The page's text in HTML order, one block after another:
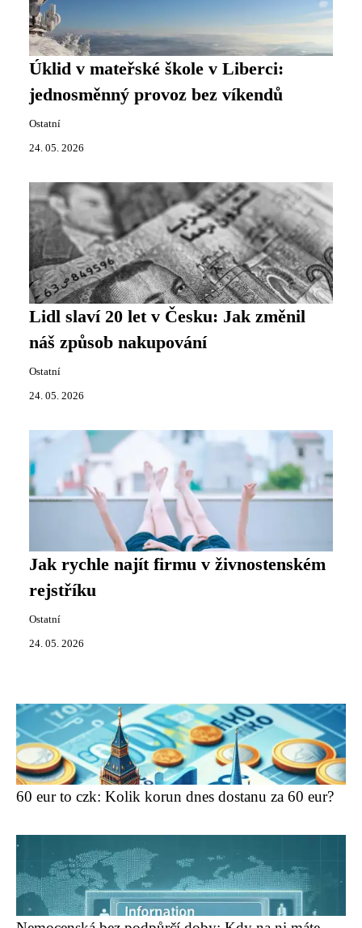
Úklid v mateřské škole v Liberci:
jednosměnný provoz bez víkendů
Ostatní
24. 05. 2026
Lidl slaví 20 let v Česku: Jak změnil
náš způsob nakupování
Ostatní
24. 05. 2026
Jak rychle najít firmu v živnostenském
rejstříku
Ostatní
24. 05. 2026
60 eur to czk: Kolik korun dnes dostanu za 60 eur?